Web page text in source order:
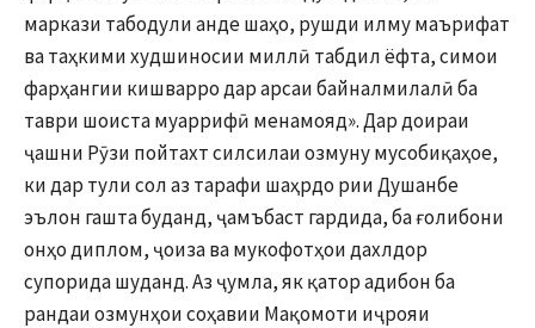
маркази табодули анде шаҳо, рушди илму маърифат
ва таҳкими худшиносии миллӣ табдил ёфта, симои
фарҳангии кишварро дар арсаи байналмилалӣ ба
таври шоиста муаррифӣ менамояд». Дар доираи
ҷашни Рӯзи пойтахт силсилаи озмуну мусобиқаҳое,
ки дар тули сол аз тарафи шаҳрдо рии Душанбе
эълон гашта буданд, ҷамъбаст гардида, ба ғолибони
онҳо диплом, ҷоиза ва мукофотҳои дахлдор
супорида шуданд. Аз ҷумла, як қатор адибон ба
рандаи озмунҳои соҳавии Мақомоти иҷрояи